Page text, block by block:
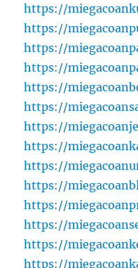
https://
https://
https://
https://
https://
https://
https://
https://
https://
https://
https://
https://
https://
https://